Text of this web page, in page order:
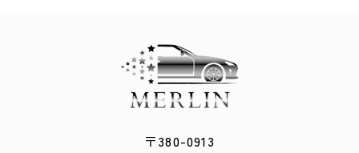
〒380-0913